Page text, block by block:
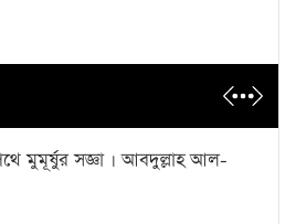
মুমূর্ষুর সজ্ঞা । আবদুল্লাহ আল-